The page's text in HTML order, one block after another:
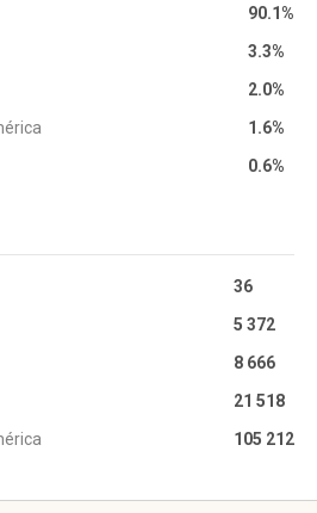
90.1%
3.3%
2.0%
1.6%
0.6%
36
5 372
8 666
21 518
105 212